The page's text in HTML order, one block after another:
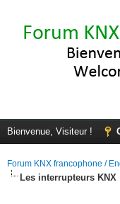
Bienvenue, Visiteur !
Forum KNX francophone /
Les interrupteurs KNX